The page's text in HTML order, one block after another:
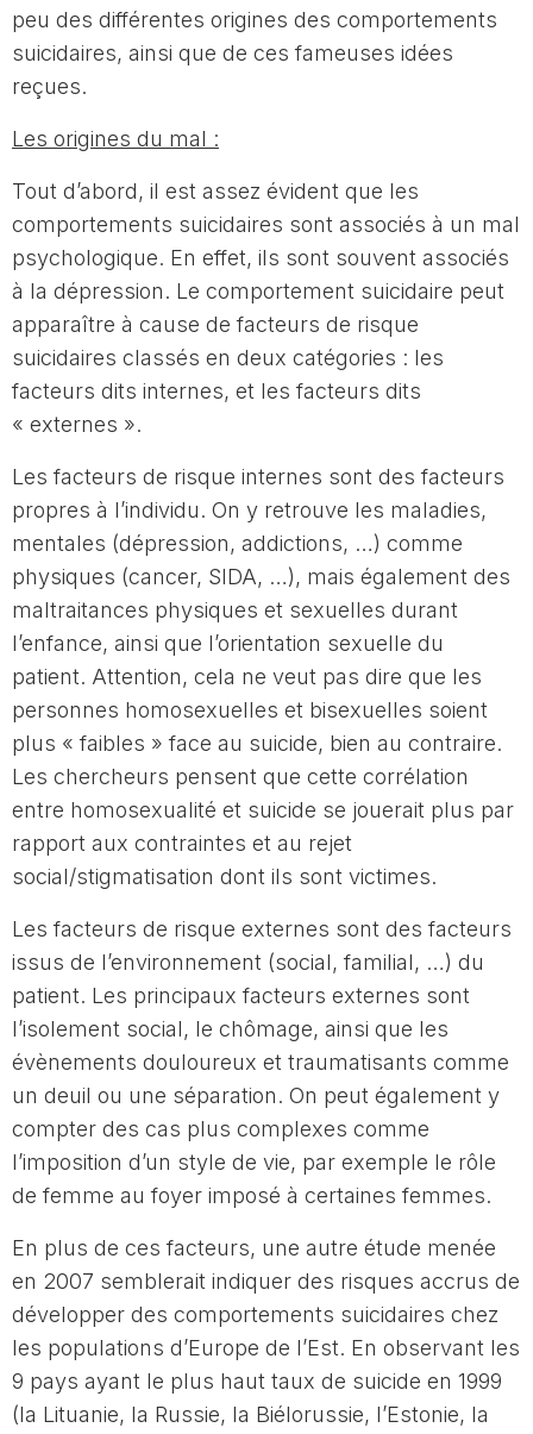
peu des différentes origines des comportements
suicidaires, ainsi que de ces fameuses idées
reçues.
Les origines du mal :
Tout d’abord, il est assez évident que les
comportements suicidaires sont associés à un mal
psychologique. En effet, ils sont souvent associés
à la dépression. Le comportement suicidaire peut
apparaître à cause de facteurs de risque
suicidaires classés en deux catégories : les
facteurs dits internes, et les facteurs dits
« externes ».
Les facteurs de risque internes sont des facteurs
propres à l’individu. On y retrouve les maladies,
mentales (dépression, addictions, …) comme
physiques (cancer, SIDA, …), mais également des
maltraitances physiques et sexuelles durant
l’enfance, ainsi que l’orientation sexuelle du
patient. Attention, cela ne veut pas dire que les
personnes homosexuelles et bisexuelles soient
plus « faibles » face au suicide, bien au contraire.
Les chercheurs pensent que cette corrélation
entre homosexualité et suicide se jouerait plus par
rapport aux contraintes et au rejet
social/stigmatisation dont ils sont victimes.
Les facteurs de risque externes sont des facteurs
issus de l’environnement (social, familial, …) du
patient. Les principaux facteurs externes sont
l’isolement social, le chômage, ainsi que les
évènements douloureux et traumatisants comme
un deuil ou une séparation. On peut également y
compter des cas plus complexes comme
l’imposition d’un style de vie, par exemple le rôle
de femme au foyer imposé à certaines femmes.
En plus de ces facteurs, une autre étude menée
en 2007 semblerait indiquer des risques accrus de
développer des comportements suicidaires chez
les populations d’Europe de l’Est. En observant les
9 pays ayant le plus haut taux de suicide en 1999
(la Lituanie, la Russie, la Biélorussie, l’Estonie, la